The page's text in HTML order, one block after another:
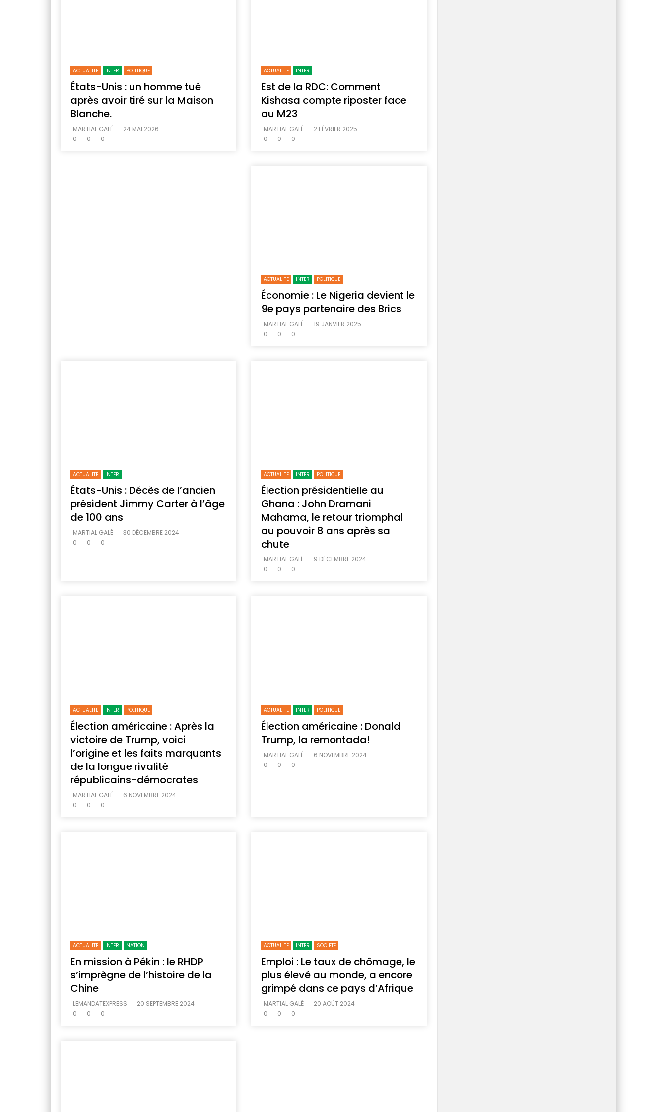
ACTUALITE INTER POLITIQUE
États-Unis : un homme tué
après avoir tiré sur la Maison
Blanche.
MARTIAL GALÉ
24 MAI 2026
0
0 0
ACTUALITE INTER
Est de la RDC: Comment
Kishasa compte riposter face
au M23
MARTIAL GALÉ
2 FÉVRIER 2025
0
0 0
ACTUALITE INTER POLITIQUE
Économie : Le Nigeria devient le
9e pays partenaire des Brics
MARTIAL GALÉ
19 JANVIER 2025
0
0 0
ACTUALITE INTER
États-Unis : Décès de l’ancien
président Jimmy Carter à l’âge
de 100 ans
MARTIAL GALÉ
30 DÉCEMBRE 2024
0
0 0
ACTUALITE INTER POLITIQUE
Élection présidentielle au
Ghana : John Dramani
Mahama, le retour triomphal
au pouvoir 8 ans après sa
chute
MARTIAL GALÉ
9 DÉCEMBRE 2024
0
0 0
ACTUALITE INTER POLITIQUE
Élection américaine : Après la
victoire de Trump, voici
l’origine et les faits marquants
de la longue rivalité
républicains-démocrates
MARTIAL GALÉ
6 NOVEMBRE 2024
0
0 0
ACTUALITE INTER POLITIQUE
Élection américaine : Donald
Trump, la remontada!
MARTIAL GALÉ
6 NOVEMBRE 2024
0
0 0
ACTUALITE INTER NATION
En mission à Pékin : le RHDP
s’imprègne de l’histoire de la
Chine
LEMANDATEXPRESS
20 SEPTEMBRE 2024
0
0 0
ACTUALITE INTER SOCIETE
Emploi : Le taux de chômage, le
plus élevé au monde, a encore
grimpé dans ce pays d’Afrique
MARTIAL GALÉ
20 AOÛT 2024
0
0 0